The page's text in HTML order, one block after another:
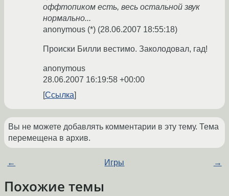
оффтопиком есть, весь остальной звук
нормально...
anonymous (*) (28.06.2007 18:55:18)
Происки Билли вестимо. Заколодовал, гад!
anonymous
28.06.2007 16:19:58 +00:00
Ссылка
Вы не можете добавлять комментарии в эту тему. Тема
перемещена в архив.
← Игры →
Похожие темы